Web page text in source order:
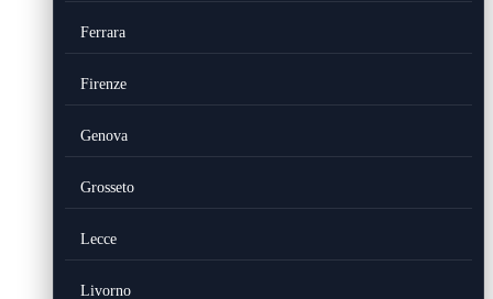
Ferrara
Firenze
Genova
Grosseto
Lecce
Livorno